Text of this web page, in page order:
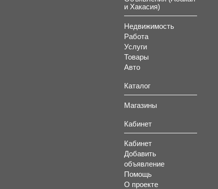
и Хакасия)
Недвижимость
Работа
Услуги
Товары
Авто
Каталог
Магазины
Кабинет
Кабинет
Добавить
объявление
Помощь
О проекте